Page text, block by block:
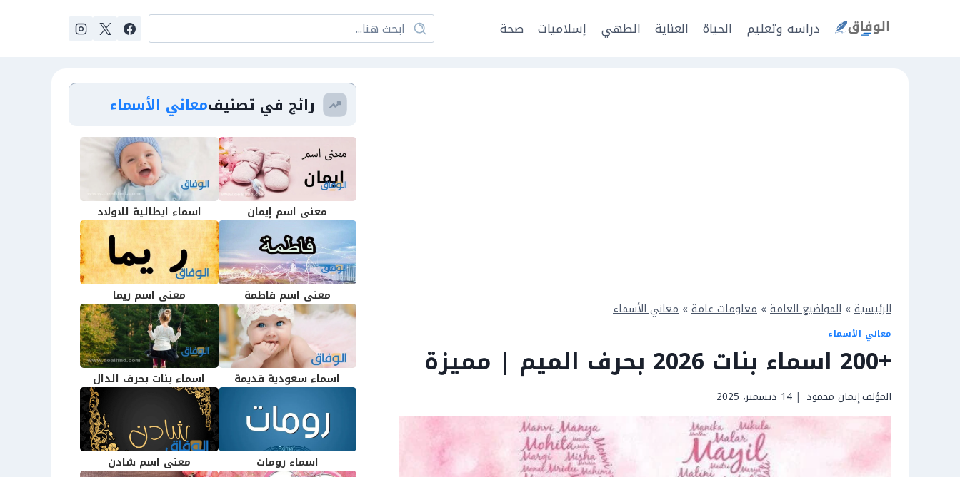
دراسه وتعليم الحياة العناية الطهي إسلاميات صحة
الرئيسية » المواضيع العامة » معلومات عامة » معاني الأسماء
معاني الأسماء
+200 اسماء بنات 2026 بحرف الميم | مميزة
المؤلفإيمان محمود 14 ديسمبر، 2025
رائج في تصنيفمعاني الأسماء
معنى اسم إيمان اسماء ايطالية للاولاد
معنى اسم فاطمة معنى اسم ريما
اسماء سعودية قديمة اسماء بنات بحرف الدال
اسماء رومات معنى اسم شادن